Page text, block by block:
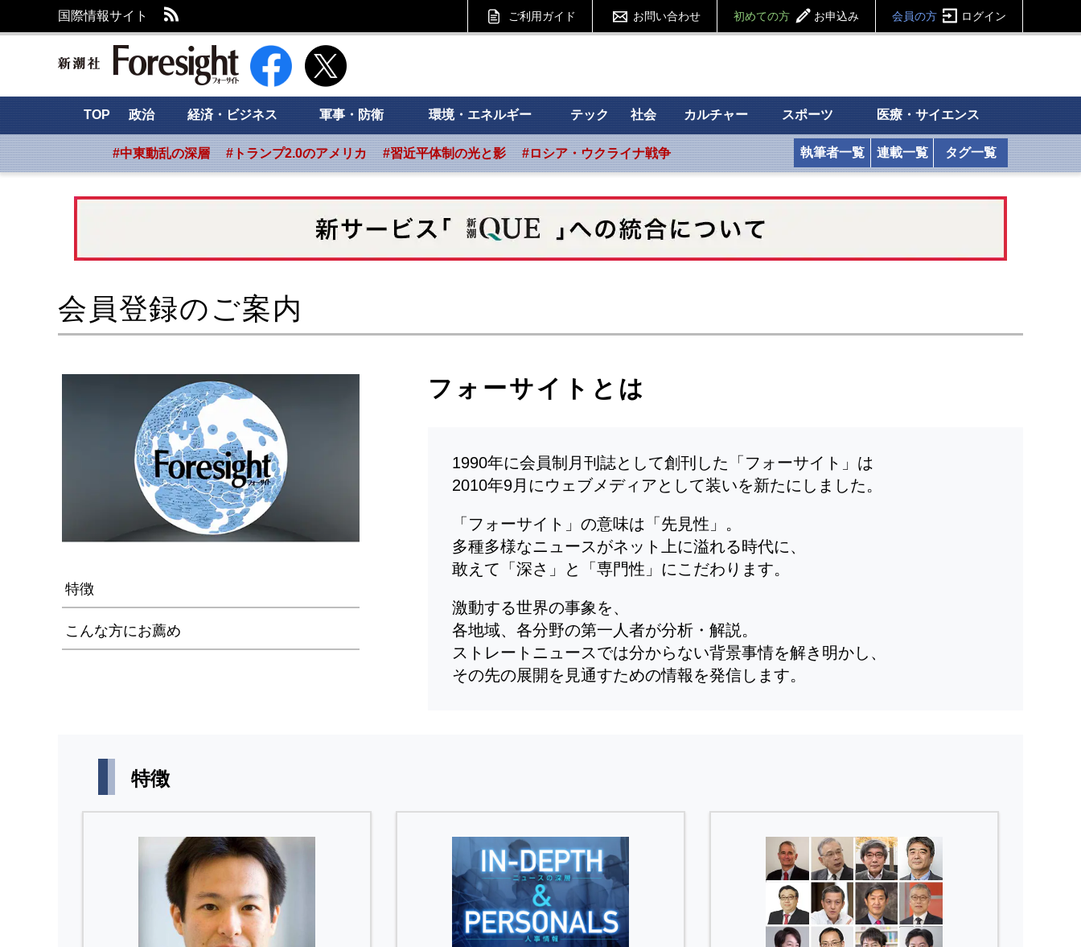
国際情報サイト ご利用ガイド お問い合わせ 初めての方 お申込み 会員の方 ログイン
新潮社 Foresight フォーサイト
TOP 政治 経済・ビジネス 軍事・防衛 環境・エネルギー テック 社会 カルチャー スポーツ 医療・サイエンス
#中東動乱の深層 #トランプ2.0のアメリカ #習近平体制の光と影 #ロシア・ウクライナ戦争 執筆者一覧 連載一覧 タグ一覧
会員登録のご案内
特徴
こんな方にお薦め
フォーサイトとは
1990年に会員制月刊誌として創刊した「フォーサイト」は
2010年9月にウェブメディアとして装いを新たにしました。
「フォーサイト」の意味は「先見性」。
多種多様なニュースがネット上に溢れる時代に、
敢えて「深さ」と「専門性」にこだわります。
激動する世界の事象を、
各地域、各分野の第一人者が分析・解説。
ストレートニュースでは分からない背景事情を解き明かし、
その先の展開を見通すための情報を発信します。
特徴